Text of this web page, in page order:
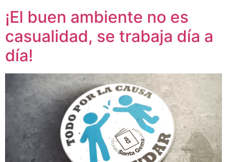
¡El buen ambiente no es
casualidad, se trabaja día a
día!